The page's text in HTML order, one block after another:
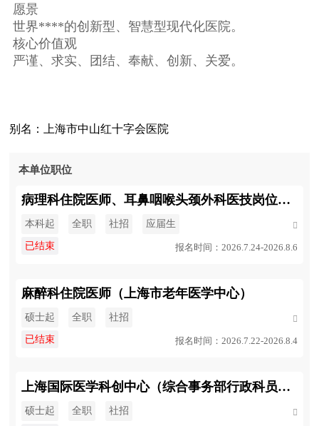
愿景
世界****的创新型、智慧型现代化医院。
核心价值观
严谨、求实、团结、奉献、创新、关爱。
别名：上海市中山红十字会医院
本单位职位
病理科住院医师、耳鼻咽喉头颈外科医技岗位、输血科医技岗位
本科起 全职 社招 应届生 
已结束 报名时间：2026.7.24-2026.8.6
麻醉科住院医师（上海市老年医学中心）
硕士起 全职 社招 
已结束 报名时间：2026.7.22-2026.8.4
上海国际医学科创中心（综合事务部行政科员、对外拓展部项目主管）
硕士起 全职 社招 